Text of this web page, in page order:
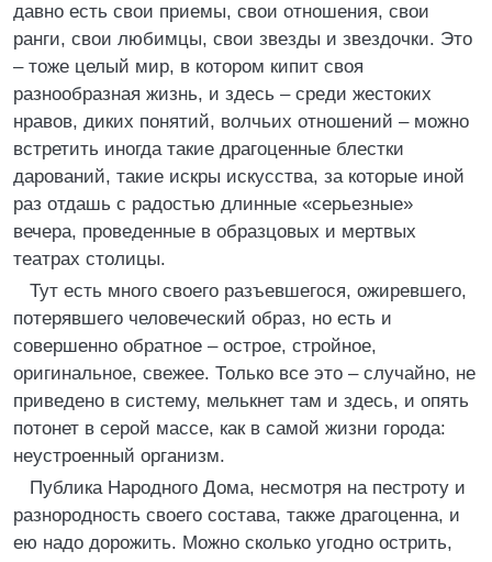
давно есть свои приемы, свои отношения, свои
ранги, свои любимцы, свои звезды и звездочки. Это
– тоже целый мир, в котором кипит своя
разнообразная жизнь, и здесь – среди жестоких
нравов, диких понятий, волчьих отношений – можно
встретить иногда такие драгоценные блестки
дарований, такие искры искусства, за которые иной
раз отдашь с радостью длинные «серьезные»
вечера, проведенные в образцовых и мертвых
театрах столицы.
Тут есть много своего разъевшегося, ожиревшего,
потерявшего человеческий образ, но есть и
совершенно обратное – острое, стройное,
оригинальное, свежее. Только все это – случайно, не
приведено в систему, мелькнет там и здесь, и опять
потонет в серой массе, как в самой жизни города:
неустроенный организм.
Публика Народного Дома, несмотря на пестроту и
разнородность своего состава, также драгоценна, и
ею надо дорожить. Можно сколько угодно острить,